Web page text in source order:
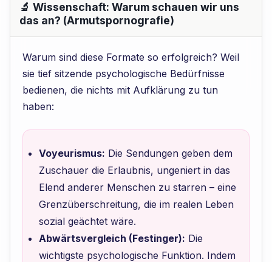
🔬 Wissenschaft: Warum schauen wir uns
das an? (Armutspornografie)
Warum sind diese Formate so erfolgreich? Weil
sie tief sitzende psychologische Bedürfnisse
bedienen, die nichts mit Aufklärung zu tun
haben:
Voyeurismus: Die Sendungen geben dem
Zuschauer die Erlaubnis, ungeniert in das
Elend anderer Menschen zu starren – eine
Grenzüberschreitung, die im realen Leben
sozial geächtet wäre.
Abwärtsvergleich (Festinger): Die
wichtigste psychologische Funktion. Indem